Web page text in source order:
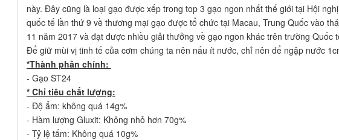
này. Đây cũng là loại gạo được xếp trong top 3 gạo ngon nhất thế giới tại Hội nghị
quốc tế lần thứ 9 về thương mại gạo được tổ chức tại Macau, Trung Quốc vào
11 năm 2017 và đạt được nhiều giải thưởng về gạo ngon khác trên trường Quốc
Để giữ mùi vị tinh tế của cơm chúng ta nên nấu ít nước, chỉ nên để ngập nước
*Thành phần chính:
- Gạo ST24
* Chỉ tiêu chất lượng:
- Độ ẩm: không quá 14g%
- Hàm lượng Gluxit: Không nhỏ hơn 70g%
- Tỷ lệ tấm: Không quá 10g%